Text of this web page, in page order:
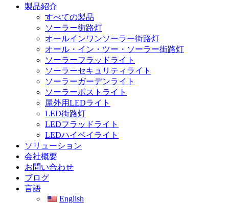
製品紹介
すべての製品
ソーラー街路灯
オールインワンソーラー街路灯
オール・イン・ツー・ソーラー街路灯
ソーラーフラッドライト
ソーラーセキュリティライト
ソーラーガーデンライト
ソーラーポストライト
屋外用LEDライト
LED街路灯
LEDフラッドライト
LEDハイベイライト
ソリューション
会社概要
お問い合わせ
ブログ
言語
English